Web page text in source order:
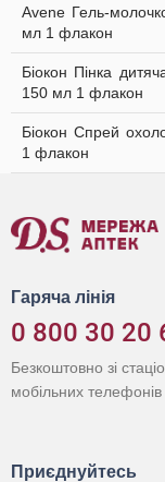
Avene Гель-
мл 1 флакон
Біокон Пінка
150 мл 1 флакон
Біокон Спрей
1 флакон
Гаряча лінія
0 800 30 20
Безкоштовно зі
мобільних телефонів
Приєднуйтесь